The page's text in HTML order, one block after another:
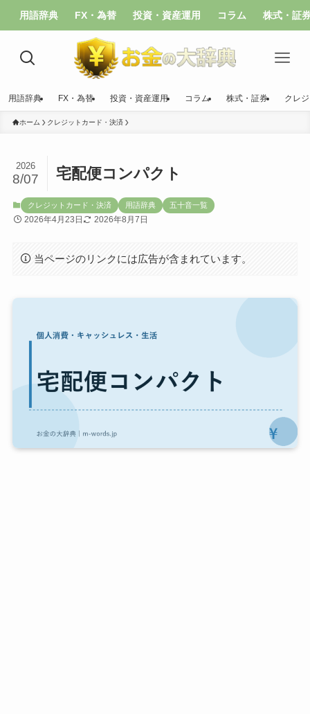
用語辞典 FX・為替 投資・資産運用 コラム 株式・証
用語辞典 FX・為替 投資・資産運用 コラム 株式・証券 クレ
ホーム クレジットカード・決済
宅配便コンパクト
2026
8/07
クレジットカード・決済 用語辞典 五十音一覧
2026年4月23日 2026年8月7日
当ページのリンクには広告が含まれています。